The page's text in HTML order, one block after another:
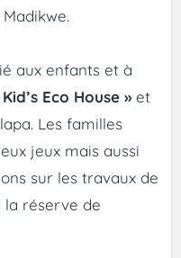
aux enfants et à
Kid’s Eco House » et
Les familles
jeux mais aussi
sur les travaux de
réserve de